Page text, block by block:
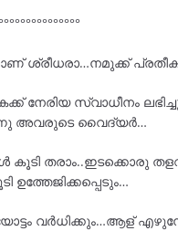
ശ്രീധരാ…നമുക്ക്
നേരിയ സ്വാധീനം
അവരുടെ വൈദ്യർ…
കൂടി തരാം..ഇടക്കൊരു
വർധിക്കും…ആള്